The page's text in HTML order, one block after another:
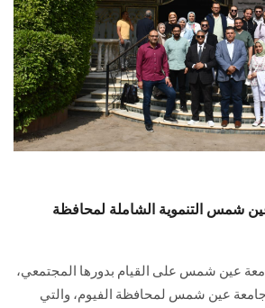
شمس التنموية الشاملة لمحافظة
عين شمس على القيام بدورها المجتمعي،
جامعة عين شمس لمحافظة الفيوم، والتي